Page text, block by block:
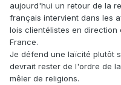
aujourd'hui un retour de la
français intervient dans les
lois clientélistes en
France.
Je défend une laïcité plutôt
devrait rester de l'ordre de
mêler de religions.